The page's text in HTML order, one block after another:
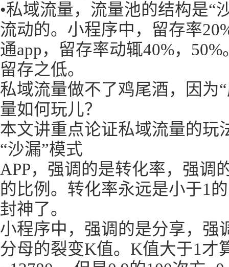
•私域流量，流量池的结构是“
流动的。小程序中，留存率
通app，留存率动辄40%，
留存之低。
私域流量做不了鸡尾酒，因为
量如何玩儿？
本文讲重点论证私域流量的玩
“沙漏”模式
APP，强调的是转化率，强调
的比例。转化率永远是小于1
封神了。
小程序中，强调的是分享，强
分母的裂变K值。K值大于1才